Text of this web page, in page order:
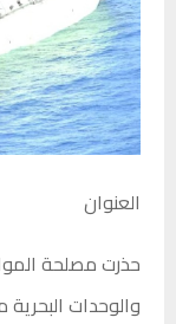
العنوان
حذرتمصلحة
والوحدات